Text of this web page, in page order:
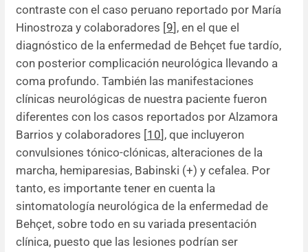
contraste con el caso peruano reportado por María
Hinostroza y colaboradores [9], en el que el
diagnóstico de la enfermedad de Behçet fue tardío,
con posterior complicación neurológica llevando a
coma profundo. También las manifestaciones
clínicas neurológicas de nuestra paciente fueron
diferentes con los casos reportados por Alzamora
Barrios y colaboradores [10], que incluyeron
convulsiones tónico-clónicas, alteraciones de la
marcha, hemiparesias, Babinski (+) y cefalea. Por
tanto, es importante tener en cuenta la
sintomatología neurológica de la enfermedad de
Behçet, sobre todo en su variada presentación
clínica, puesto que las lesiones podrían ser